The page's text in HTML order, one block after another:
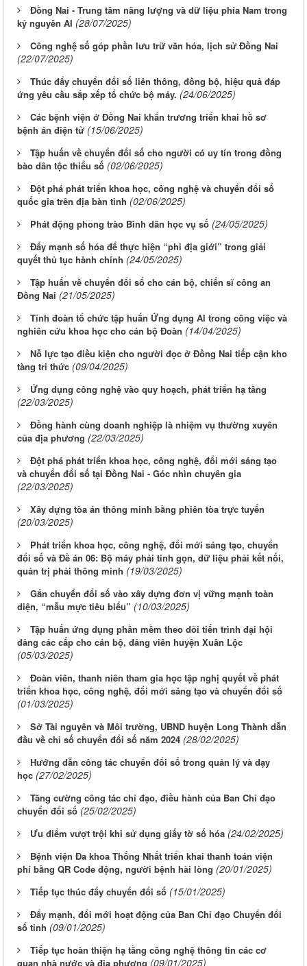
Đồng Nai - Trung tâm năng lượng và dữ liệu phía Nam trong
kỷ nguyên AI (28/07/2025)
Công nghệ số góp phần lưu trữ văn hóa, lịch sử Đồng Nai
(22/07/2025)
Thúc đẩy chuyển đổi số liên thông, đồng bộ, hiệu quả đáp
ứng yêu cầu sắp xếp tổ chức bộ máy. (24/06/2025)
Các bệnh viện ở Đồng Nai khẩn trương triển khai hồ sơ
bệnh án điện tử (15/06/2025)
Tập huấn về chuyển đổi số cho người có uy tín trong đồng
bào dân tộc thiểu số (02/06/2025)
Đột phá phát triển khoa học, công nghệ và chuyển đổi số
quốc gia trên địa bàn tỉnh (02/06/2025)
Phát động phong trào Bình dân học vụ số (24/05/2025)
Đẩy mạnh số hóa để thực hiện “phi địa giới” trong giải
quyết thủ tục hành chính (24/05/2025)
Tập huấn về chuyển đổi số cho cán bộ, chiến sĩ công an
Đồng Nai (21/05/2025)
Tỉnh đoàn tổ chức tập huấn Ứng dụng AI trong công việc và
nghiên cứu khoa học cho cán bộ Đoàn (14/04/2025)
Nỗ lực tạo điều kiện cho người đọc ở Đồng Nai tiếp cận kho
tàng tri thức (09/04/2025)
Ứng dụng công nghệ vào quy hoạch, phát triển hạ tầng
(22/03/2025)
Đồng hành cùng doanh nghiệp là nhiệm vụ thường xuyên
của địa phương (22/03/2025)
Đột phá phát triển khoa học, công nghệ, đổi mới sáng tạo
và chuyển đổi số tại Đồng Nai - Góc nhìn chuyên gia
(22/03/2025)
Xây dựng tòa án thông minh bằng phiên tòa trực tuyến
(20/03/2025)
Phát triển khoa học, công nghệ, đổi mới sáng tạo, chuyển
đổi số và Đề án 06: Bộ máy phải tinh gọn, dữ liệu phải kết nối,
quản trị phải thông minh (19/03/2025)
Gắn chuyển đổi số vào xây dựng đơn vị vững mạnh toàn
diện, “mẫu mực tiêu biểu” (10/03/2025)
Tập huấn ứng dụng phần mềm theo dõi tiến trình đại hội
đảng các cấp cho cán bộ, đảng viên huyện Xuân Lộc
(05/03/2025)
Đoàn viên, thanh niên tham gia học tập nghị quyết về phát
triển khoa học, công nghệ, đổi mới sáng tạo và chuyển đổi số
(01/03/2025)
Sở Tài nguyên và Môi trường, UBND huyện Long Thành dẫn
đầu về chỉ số chuyển đổi số năm 2024 (28/02/2025)
Hướng dẫn công tác chuyển đổi số trong quản lý và dạy
học (27/02/2025)
Tăng cường công tác chỉ đạo, điều hành của Ban Chỉ đạo
chuyển đổi số (25/02/2025)
Ưu điểm vượt trội khi sử dụng giấy tờ số hóa (24/02/2025)
Bệnh viện Đa khoa Thống Nhất triển khai thanh toán viện
phí bằng QR Code động, người bệnh hài lòng (20/01/2025)
Tiếp tục thúc đẩy chuyển đổi số (15/01/2025)
Đẩy mạnh, đổi mới hoạt động của Ban Chỉ đạo Chuyển đổi
số tỉnh (09/01/2025)
Tiếp tục hoàn thiện hạ tầng công nghệ thông tin các cơ
quan nhà nước và địa phương (09/01/2025)